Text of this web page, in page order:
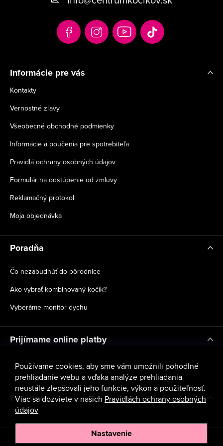
Používame cookies, aby sme vám umožnili pohodlné
prehliadanie webu a vďaka analýze prehliadania
neustále zlepšovali jeho funkcie, výkon a použiteľnosť.
Viac sa dozviete v našich Pravidlách ochrany osobných
údajov
Nastavenie
e
Informácie pre vás
Kontakty
Vernostné zľavy
Všeobecné obchodné podmienky
Informácie a poučenia pre spotrebiteľa
Pravidlá ochrany osobných údajov
Formulár na odstúpenie od zmluvy
Reklamačný protokol
Moja objednávka
Poradňa
Čo nezabudnúť do pôrodnice
Ako vybrať kombinovaný kočík?
Vyberáme monitor dychu
Prijímame online platby
Facebook